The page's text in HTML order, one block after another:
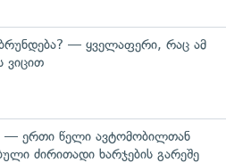
— ყველაფერი, რაც ამ
ვიცით
ერთი წელი ავტომობილთან
ძირითადი ხარჯების გარეშე